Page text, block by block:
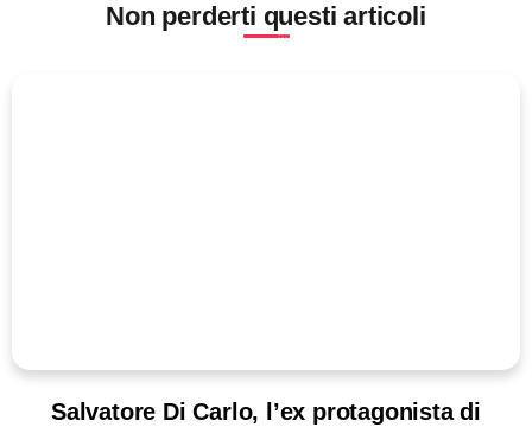
Non perderti questi articoli
Salvatore Di Carlo, l’ex protagonista di